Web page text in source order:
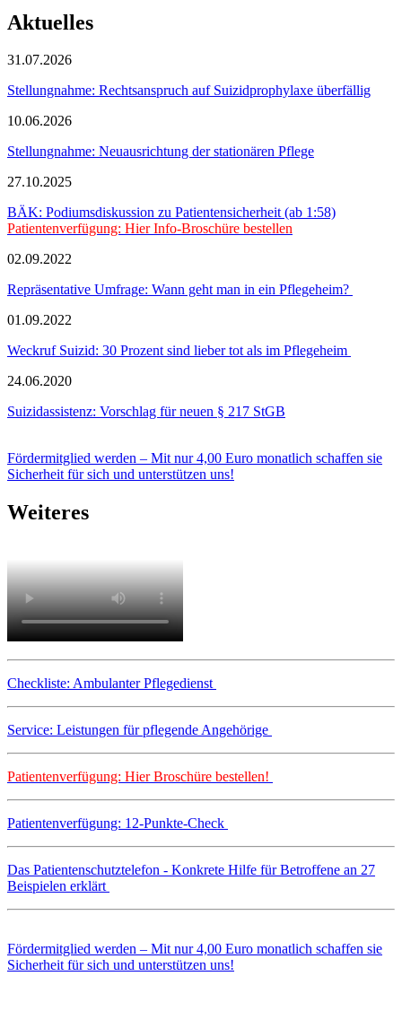
Aktuelles
31.07.2026
Stellungnahme: Rechtsanspruch auf Suizidprophylaxe überfällig
10.06.2026
Stellungnahme: Neuausrichtung der stationären Pflege
27.10.2025
BÄK: Podiumsdiskussion zu Patientensicherheit (ab 1:58)
Patientenverfügung: Hier Info-Broschüre bestellen
02.09.2022
Repräsentative Umfrage: Wann geht man in ein Pflegeheim?
01.09.2022
Weckruf Suizid: 30 Prozent sind lieber tot als im Pflegeheim
24.06.2020
Suizidassistenz: Vorschlag für neuen § 217 StGB
Fördermitglied werden – Mit nur 4,00 Euro monatlich schaffen sie
Sicherheit für sich und unterstützen uns!
Weiteres
Checkliste: Ambulanter Pflegedienst
Service: Leistungen für pflegende Angehörige
Patientenverfügung: Hier Broschüre bestellen!
Patientenverfügung: 12-Punkte-Check
Das Patientenschutztelefon - Konkrete Hilfe für Betroffene an 27
Beispielen erklärt
Fördermitglied werden – Mit nur 4,00 Euro monatlich schaffen sie
Sicherheit für sich und unterstützen uns!